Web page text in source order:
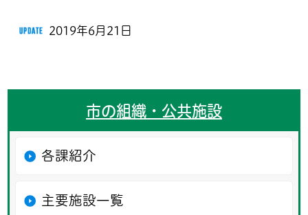
2019年6月21日
市の組織・公共施設
各課紹介
主要施設一覧